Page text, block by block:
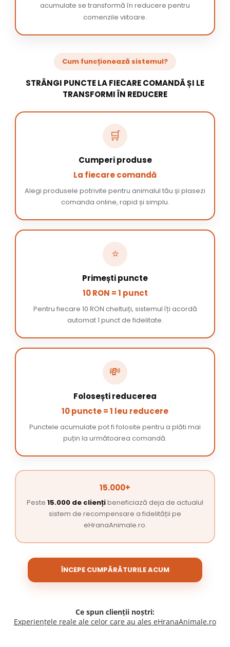
acumulate se transformă în reducere pentru
comenzile viitoare.
Cum funcționează sistemul?
STRÂNGI PUNCTE LA FIECARE COMANDĂ ȘI LE
TRANSFORMI ÎN REDUCERE
🛒
Cumperi produse
La fiecare comandă
Alegi produsele potrivite pentru animalul tău și plasezi
comanda online, rapid și simplu.
⭐
Primești puncte
10 RON = 1 punct
Pentru fiecare 10 RON cheltuiți, sistemul îți acordă
automat 1 punct de fidelitate.
💸
Folosești reducerea
10 puncte = 1 leu reducere
Punctele acumulate pot fi folosite pentru a plăti mai
puțin la următoarea comandă.
15.000+
Peste 15.000 de cliențibeneficiază deja de actualul
sistem de recompensare a fidelității pe
eHranaAnimale.ro.
ÎNCEPE CUMPĂRĂTURILE ACUM
Ce spun clienții noștri:
Experiențele reale ale celor care au ales eHranaAnimale.ro